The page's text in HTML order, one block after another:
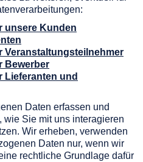
unsere Kunden
Veranstaltungsteilnehmer
Bewerber
Lieferanten und
Daten erfassen und
wie Sie mit uns interagieren
Wir erheben, verwenden
Daten nur, wenn wir
rechtliche Grundlage dafür